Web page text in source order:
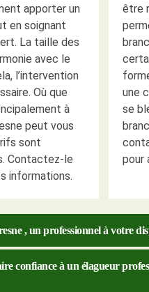
apporter un
en soignant
La taille des
avec le
l’intervention
Où que
à
peut vous
sont
Contactez-le
informations.
être
une
se
pour
, un professionnel à votre
confiance à un élagueur